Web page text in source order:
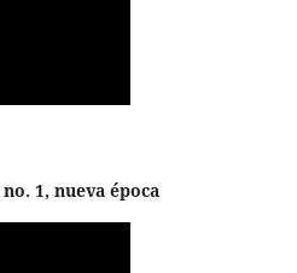
no. 1, nueva época